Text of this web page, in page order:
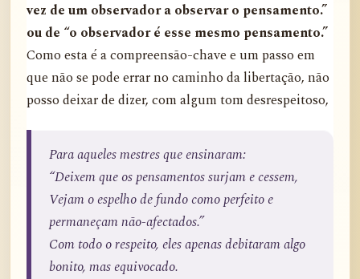
vez de um observador a observar o pensamento.”
ou de “o observador é esse mesmo pensamento.”
Como esta é a compreensão-chave e um passo em
que não se pode errar no caminho da libertação, não
posso deixar de dizer, com algum tom desrespeitoso,
Para aqueles mestres que ensinaram:
“Deixem que os pensamentos surjam e cessem,
Vejam o espelho de fundo como perfeito e
permaneçam não-afectados.”
Com todo o respeito, eles apenas debitaram algo
bonito, mas equivocado.